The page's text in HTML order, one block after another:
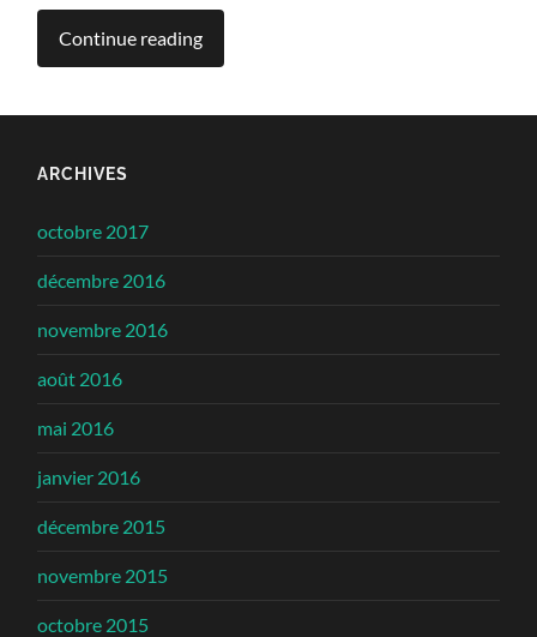
Continue reading
ARCHIVES
octobre 2017
décembre 2016
novembre 2016
août 2016
mai 2016
janvier 2016
décembre 2015
novembre 2015
octobre 2015